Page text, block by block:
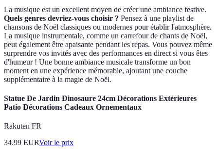
La musique est un excellent moyen de créer une ambiance festive.
Quels genres devriez-vous choisir ? Pensez à une playlist de
chansons de Noël classiques ou modernes pour établir l'atmosphère.
La musique instrumentale, comme un carrefour de chants de Noël,
peut également être apaisante pendant les repas. Vous pouvez même
surprendre vos invités avec des performances en direct si vous êtes
d'humeur ! Une bonne ambiance musicale transforme un bon
moment en une expérience mémorable, ajoutant une couche
supplémentaire à la magie de Noël.
Statue De Jardin Dinosaure 24cm Décorations Extérieures
Patio Décorations Cadeaux Ornementaux
Rakuten FR
34.99 EURVoir le prix